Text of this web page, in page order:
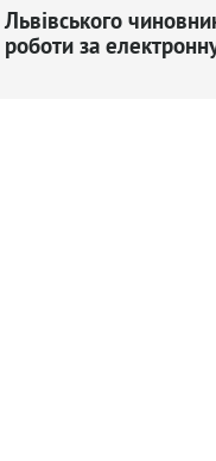
Львівського
роботи за